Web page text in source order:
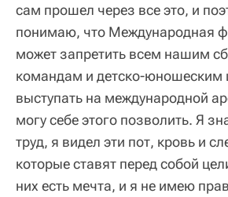
сам прошел через все это, и
понимаю, что Международная
может запретить всем нашим
командам и детско-
выступать на международной
могу себе этого позволить. Я
труд, я видел эти пот, кровь и
которые ставят перед собой
них есть мечта, и я не имею